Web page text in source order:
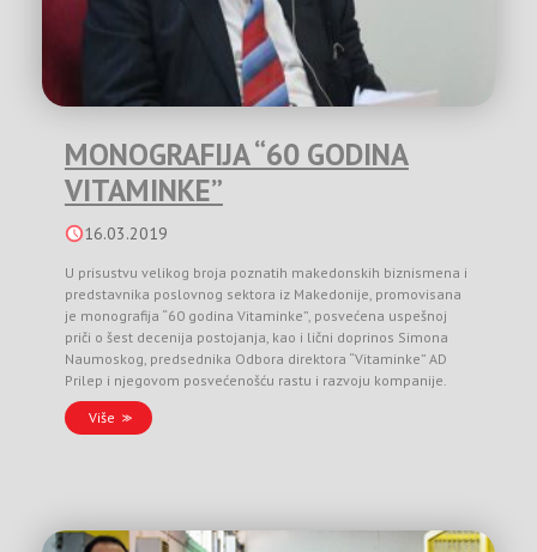
MONOGRAFIJA “60 GODINA
VITAMINKE”
16.03.2019
U prisustvu velikog broja poznatih makedonskih biznismena i
predstavnika poslovnog sektora iz Makedonije, promovisana
je monografija “60 godina Vitaminke”, posvećena uspešnoj
priči o šest decenija postojanja, kao i lični doprinos Simona
Naumoskog, predsednika Odbora direktora “Vitaminke” AD
Prilep i njegovom posvećenošću rastu i razvoju kompanije.
Više